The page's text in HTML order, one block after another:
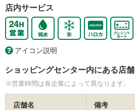
店内サービス
アイコン説明
ショッピングセンター内にある店舗
※営業時間は各企業によって異なります。
店舗名 備考